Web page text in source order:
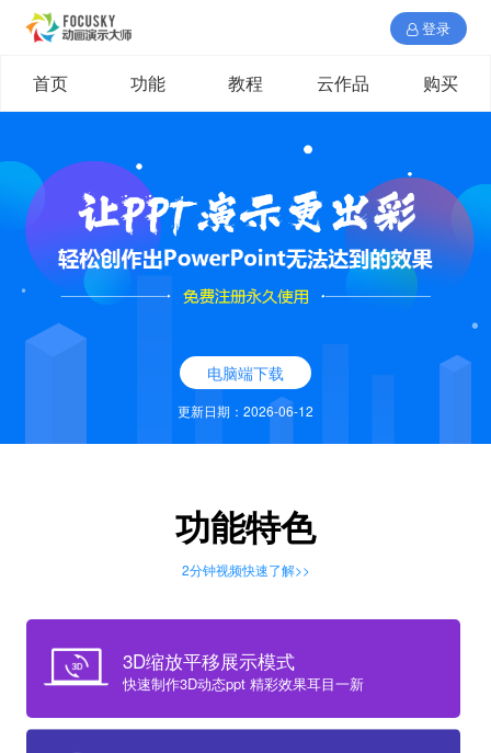
登录
首页 功能 教程 云作品 购买
电脑端下载
更新日期：2026-06-12
功能特色
2分钟视频快速了解>>
3D缩放平移展示模式
快速制作3D动态ppt 精彩效果耳目一新